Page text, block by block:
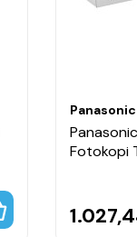
Panasonic
Fotokopi